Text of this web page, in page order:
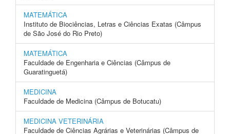
MATEMÁTICA
Instituto de Biociências, Letras e Ciências Exatas (Câmpus
de São José do Rio Preto)
MATEMÁTICA
Faculdade de Engenharia e Ciências (Câmpus de
Guaratinguetá)
MEDICINA
Faculdade de Medicina (Câmpus de Botucatu)
MEDICINA VETERINÁRIA
Faculdade de Ciências Agrárias e Veterinárias (Câmpus de